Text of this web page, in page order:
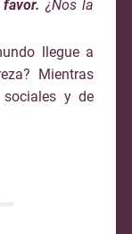
¿Nos la
llegue a
Mientras
y de